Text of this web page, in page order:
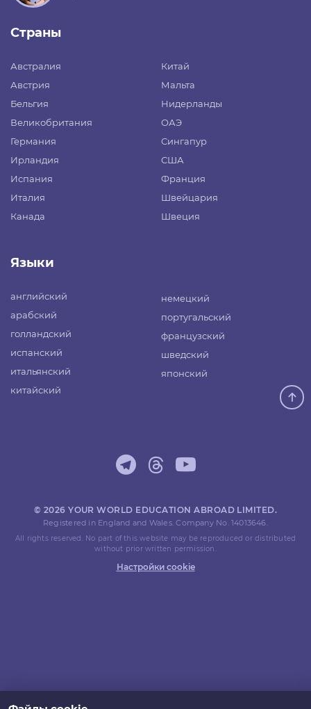
Страны
Австралия
Австрия
Бельгия
Великобритания
Германия
Ирландия
Испания
Италия
Канада
Китай
Мальта
Нидерланды
ОАЭ
Сингапур
США
Франция
Швейцария
Швеция
Языки
английский
арабский
голландский
испанский
итальянский
китайский
немецкий
португальский
французский
шведский
японский
© 2026 YOUR WORLD EDUCATION ABROAD LIMITED.
Registered in England and Wales. Company No. 14013646.
All rights reserved. No part of this website may be reproduced or distributed
without prior written permission.
Настройки cookie